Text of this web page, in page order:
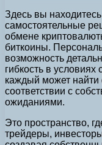
Здесь вы
самостоятельные
обмене
биткоины.
возможность
гибкость в условиях
каждый может
соответствии с
ожиданиями.
Это пространство,
трейдеры,